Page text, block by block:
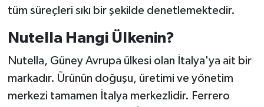
tüm süreçleri sıkı bir şekilde denetlemektedir.
Nutella Hangi Ülkenin?
Nutella, Güney Avrupa ülkesi olan İtalya'ya ait bir
markadır. Ürünün doğuşu, üretimi ve yönetim
merkezi tamamen İtalya merkezlidir. Ferrero